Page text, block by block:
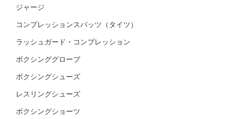
ジャージ
コンプレッションスパッツ（タイツ）
ラッシュガード・コンプレッション
ボクシンググローブ
ボクシングシューズ
レスリングシューズ
ボクシングショーツ